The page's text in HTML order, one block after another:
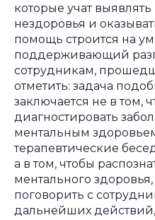
которые учат
нездоровья и
помощь строится на
поддерживающий
сотрудникам,
отметить: задача
заключается не в том,
диагностировать
ментальным
терапевтические
а в том, чтобы
ментального
поговорить с
дальнейших